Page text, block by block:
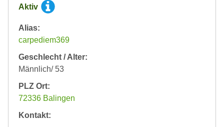
Aktiv
Alias:
carpediem369
Geschlecht / Alter:
Männlich/ 53
PLZ Ort:
72336 Balingen
Kontakt: